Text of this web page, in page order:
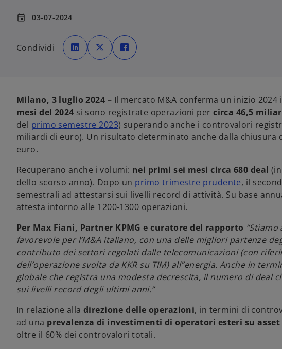
event 03-07-2024
Condividi i
a
p
a
n
u
o
v
a
s
c
a
i
a
p
a
n
u
o
v
a
s
c
a
i
a
a
n
u
o
v
a
s
c
a
Milano, 3 luglio 2024 – Il mercato M&A conferma un inizio
mesi del 2024 si sono registrate operazioni percirca 46,5
del primo semestre 2023) superando anche i controvalori
miliardi di euro). Un risultato determinato anche dalla chiusura
euro.
Recuperano anche i volumi: nei primi sei mesi circa 680 deal
dello scorso anno). Dopo un primo trimestre prudente, il
semestrali ad attestarsi sui livelli record di attività. Su base
attesta intorno alle 1200-1300 operazioni.
Per Max Fiani, Partner KPMG e curatore del rapporto
favorevole per l’M&A italiano, con una delle migliori partenze
contributo dei settori regolati dalle telecomunicazioni (con
dell’operazione svolta da KKR su TIM) all’’energia. Anche in
globale che registra una modesta decrescita, il numero di deal
sui livelli record degli ultimi anni.”
In relazione alla direzione delle operazioni, in termini di
ad una prevalenza di investimenti di operatori esteri su
oltre il 60% dei controvalori totali.